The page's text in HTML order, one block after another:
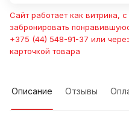
Сайт работает как витрина,
забронировать
+375 (44) 548-91-37 или
карточкой товара
Описание Отзывы